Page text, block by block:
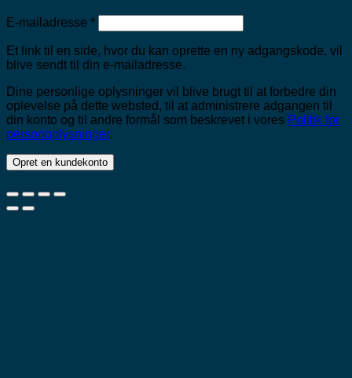
E-mailadresse *Påkrævet
Et link til en side, hvor du kan oprette en ny adgangskode, vil
blive sendt til din e-mailadresse.
Dine personlige oplysninger vil blive brugt til at forbedre din
oplevelse på dette websted, til at administrere adgangen til
din konto og til andre formål som beskrevet i vores Politik for
personoplysninger.
Opret en kundekonto